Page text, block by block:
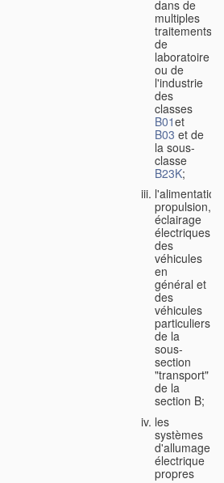
dans de
multiples
traitements
de
laboratoire
ou de
l'industrie
des
classes
B01et
B03 et de
la sous-
classe
B23K;
l'alimentation,
propulsion,
éclairage
électriques
des
véhicules
en
général et
des
véhicules
particuliers
de la
sous-
section
"transport"
de la
section B;
les
systèmes
d'allumage
électrique
propres